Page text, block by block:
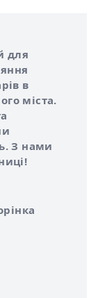
для
в
міста.
З нами